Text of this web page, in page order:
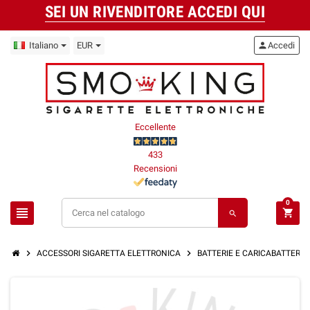
SEI UN RIVENDITORE ACCEDI QUI
Italiano EUR
Eccellente
433
Recensioni
view_headline search
personAccedi
shopping_cart
0
chevron_right ACCESSORI SIGARETTA ELETTRONICA chevron_right BATTERIE E CARICABATTERIE